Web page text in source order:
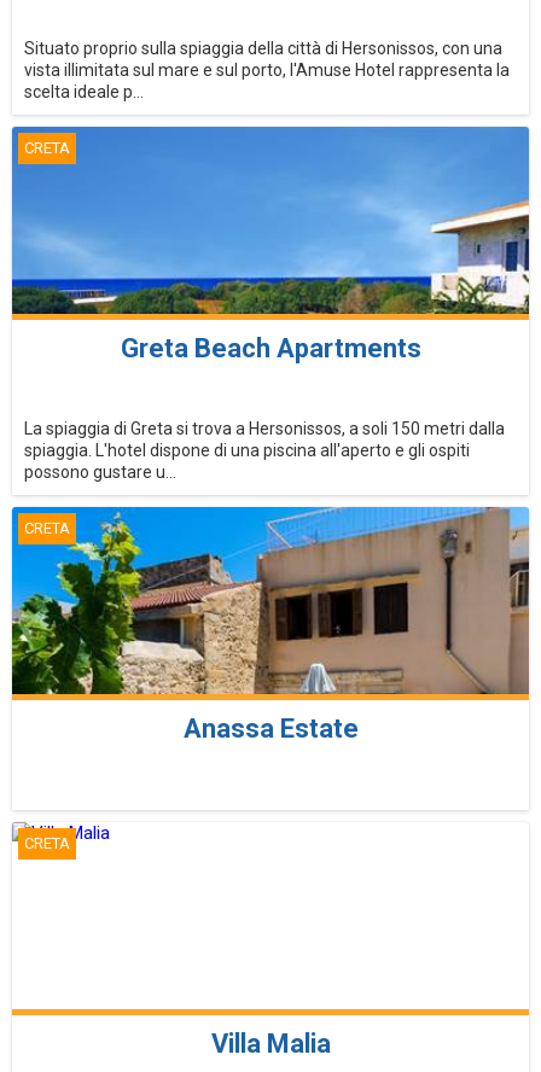
Situato proprio sulla spiaggia della città di Hersonissos, con una
vista illimitata sul mare e sul porto, l'Amuse Hotel rappresenta la
scelta ideale p...
CRETA
Greta Beach Apartments
La spiaggia di Greta si trova a Hersonissos, a soli 150 metri dalla
spiaggia. L'hotel dispone di una piscina all'aperto e gli ospiti
possono gustare u...
CRETA
Anassa Estate
CRETA
Villa Malia